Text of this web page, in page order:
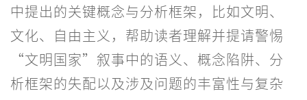
中提出的关键概念与分析框架，比如文明、
文化、自由主义，帮助读者理解并提请警惕
“文明国家”叙事中的语义、概念陷阱、分
析框架的失配以及涉及问题的丰富性与复杂